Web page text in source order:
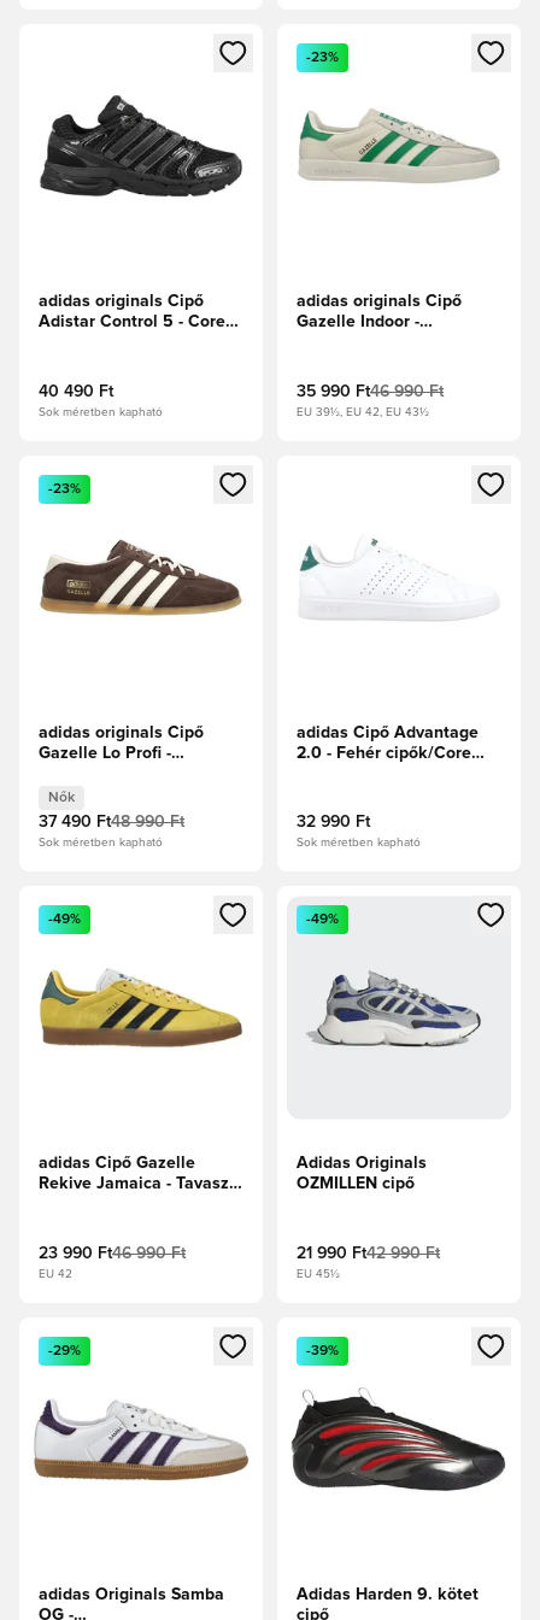
Megnyit egy modált a bejelentkezéshez vagy a tagként
adidas originals Cipő
Adistar Control 5 - Core
40 490 Ft
Sok méretben kapható
Megnyit egy modált a
-23%
adidas originals Cipő
Gazelle Indoor -
35 990 Ft46 990 Ft
EU 39½, EU 42, EU 43½
Megnyit egy modált a bejelentkezéshez vagy a tagként
-23%
adidas originals Cipő
Gazelle Lo Profi -
Nők
37 490 Ft48 990 Ft
Sok méretben kapható
Megnyit egy modált a
adidas Cipő Advantage
2.0 - Fehér cipők/Core
32 990 Ft
Sok méretben kapható
Megnyit egy modált a bejelentkezéshez vagy a tagként
-49%
adidas Cipő Gazelle
Rekive Jamaica - Tavaszi
23 990 Ft46 990 Ft
EU 42
Megnyit egy modált a
-49%
Adidas Originals
OZMILLEN cipő
21 990 Ft42 990 Ft
EU 45½
Megnyit egy modált a bejelentkezéshez vagy a tagként
-29%
adidas Originals Samba
OG -
Megnyit egy modált a
-39%
Adidas Harden 9. kötet
cipő